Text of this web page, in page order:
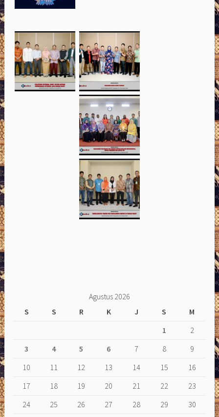
Agustus 2026
S
S R K J S
M
1
2
3
4 5 6 7 8
9
10
11 12 13 14 15
16
17
18 19 20 21 22
23
24
25 26 27 28 29
30